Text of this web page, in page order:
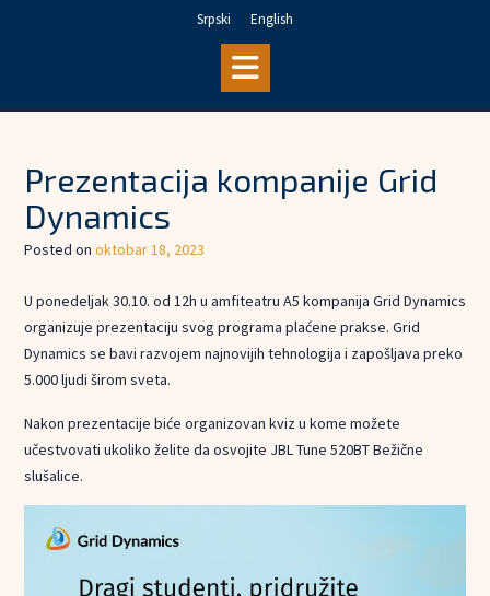
Srpski English
Prezеntacija kompanije Grid
Dynamics
Posted on oktobar 18, 2023
U ponedeljak 30.10. od 12h u amfiteatru A5 kompanija Grid Dynamics
organizuje prezentaciju svog programa plaćene prakse. Grid
Dynamics se bavi razvojem najnovijih tehnologija i zapošljava preko
5.000 ljudi širom sveta.
Nakon prezentacije biće organizovan kviz u kome možete
učestvovati ukoliko želite da osvojite JBL Tune 520BT Bežične
slušalice.